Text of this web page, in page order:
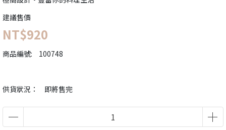
建議售價
NT$920
商品編號: 100748
供貨狀況： 即將售完